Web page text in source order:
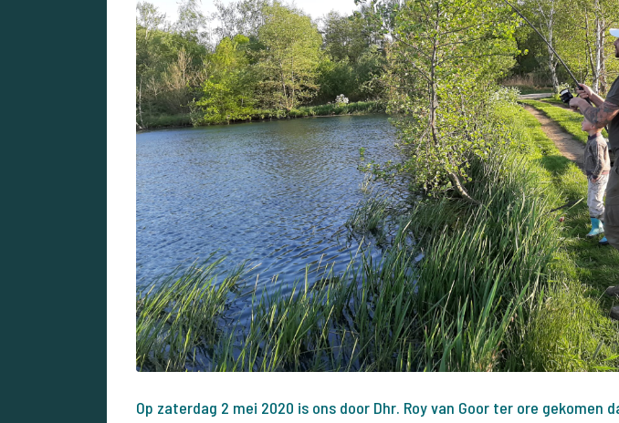
Op zaterdag 2 mei 2020 is ons door Dhr. Roy van Goor ter ore gekomen